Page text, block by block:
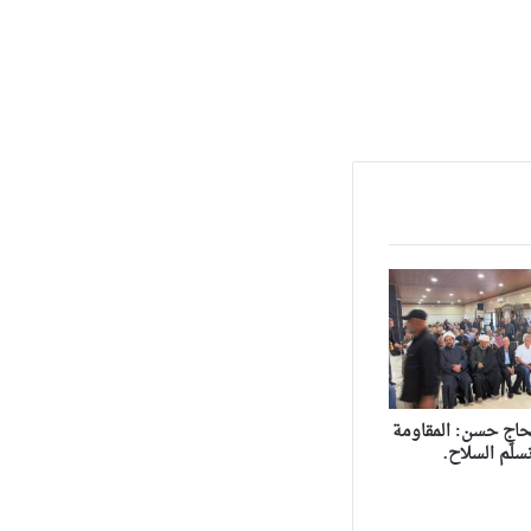
حسن: المقاومة
السلاح.